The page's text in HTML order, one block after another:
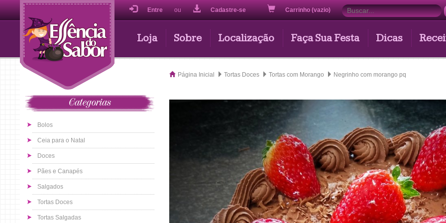
Entre ou Cadastre-se Carrinho (vazio)
Loja Sobre Localização Faça Sua Festa Dicas
Categorias
Bolos
Ceia para o Natal
Doces
Pães e Canapés
Salgados
Tortas Doces
Tortas Salgadas
Página Inicial Tortas Doces Tortas com Morango Negrinho com morango pq